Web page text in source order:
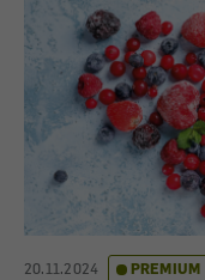
20.11.2024 PREMIUM